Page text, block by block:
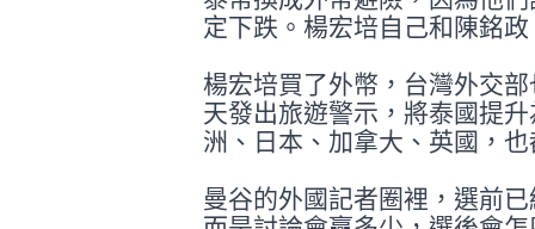
定下跌。楊宏培自 己和陳銘
楊宏培買了外幣，台灣外交
天發出旅遊警示，將泰國提
洲、日本、加拿大 、英國，
曼谷的外國記者圈裡，選前